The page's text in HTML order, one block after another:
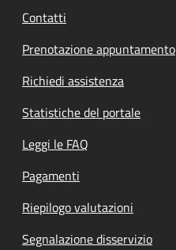
Contatti
Prenotazione appuntamento
Richiedi assistenza
Statistiche del portale
Leggi le FAQ
Pagamenti
Riepilogo valutazioni
Segnalazione disservizio